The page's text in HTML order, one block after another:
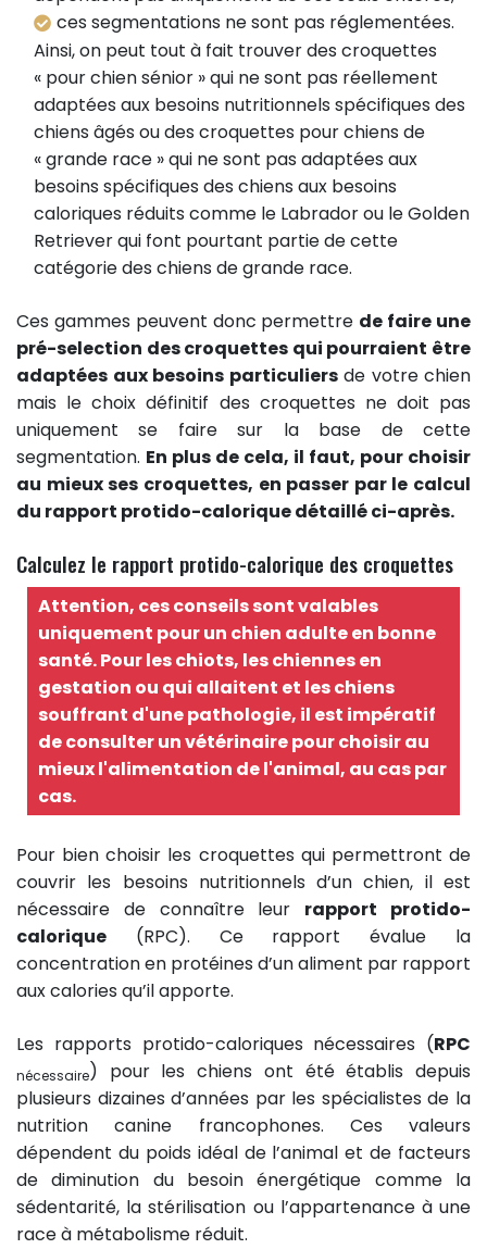
ces segmentations ne sont pas réglementées.
Ainsi, on peut tout à fait trouver des croquettes
« pour chien sénior » qui ne sont pas réellement
adaptées aux besoins nutritionnels spécifiques des
chiens âgés ou des croquettes pour chiens de
« grande race » qui ne sont pas adaptées aux
besoins spécifiques des chiens aux besoins
caloriques réduits comme le Labrador ou le Golden
Retriever qui font pourtant partie de cette
catégorie des chiens de grande race.
Ces gammes peuvent donc permettre de faire une
pré-selection des croquettes qui pourraient être
adaptées aux besoins particuliersde votre chien
mais le choix définitif des croquettes ne doit pas
uniquement se faire sur la base de cette
segmentation. En plus de cela, il faut, pour choisir
au mieux ses croquettes, en passer par le calcul
du rapport protido-calorique détaillé ci-après.
Calculez le rapport protido-calorique des croquettes
Attention, ces conseils sont valables
uniquement pour un chien adulte en bonne
santé. Pour les chiots, les chiennes en
gestation ou qui allaitent et les chiens
souffrant d'une pathologie, il est impératif
de consulter un vétérinaire pour choisir au
mieux l'alimentation de l'animal, au cas par
cas.
Pour bien choisir les croquettes qui permettront de
couvrir les besoins nutritionnels d’un chien, il est
nécessaire de connaître leur rapport protido-
calorique (RPC). Ce rapport évalue la
concentration en protéines d’un aliment par rapport
aux calories qu’il apporte.
Les rapports protido-caloriques nécessaires (RPC
nécessaire) pour les chiens ont été établis depuis
plusieurs dizaines d’années par les spécialistes de la
nutrition canine francophones. Ces valeurs
dépendent du poids idéal de l’animal et de facteurs
de diminution du besoin énergétique comme la
sédentarité, la stérilisation ou l’appartenance à une
race à métabolisme réduit.